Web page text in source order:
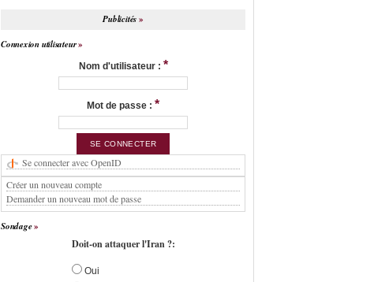
Publicités
Connexion utilisateur
Nom d'utilisateur : *
Mot de passe : *
Se connecter avec OpenID
Créer un nouveau compte
Demander un nouveau mot de passe
Sondage
Doit-on attaquer l'Iran ?:
Oui